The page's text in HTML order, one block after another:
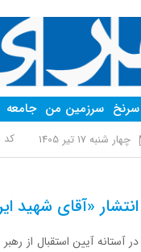
سرنخ سرزمین من جامعه
چهار شنبه 17 تیر 1405 کد
انتشار «آقای شهید